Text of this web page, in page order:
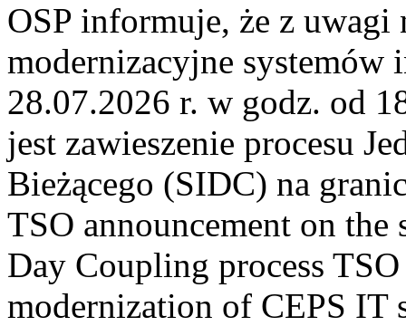
OSP informuje, że z uwagi
modernizacyjne
28.07.2026 r. w godz. od
jest zawieszenie procesu
Bieżącego (SIDC) na
TSO announcement on
Day Coupling process
modernization of CEPS IT